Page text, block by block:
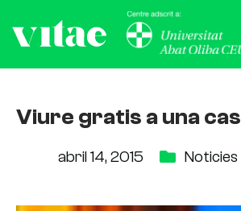
Viure gratis a una
abril 14, 2015